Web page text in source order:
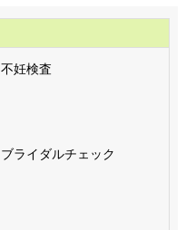
不妊検査
ブライダルチェック